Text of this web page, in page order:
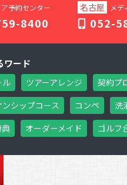
ア予約センター
8400
名古屋 メデ
052-
ワード
ル ツアーアレンジ 契約プ
シップコース
コンペ
洗
オーダーメイド ゴルフ